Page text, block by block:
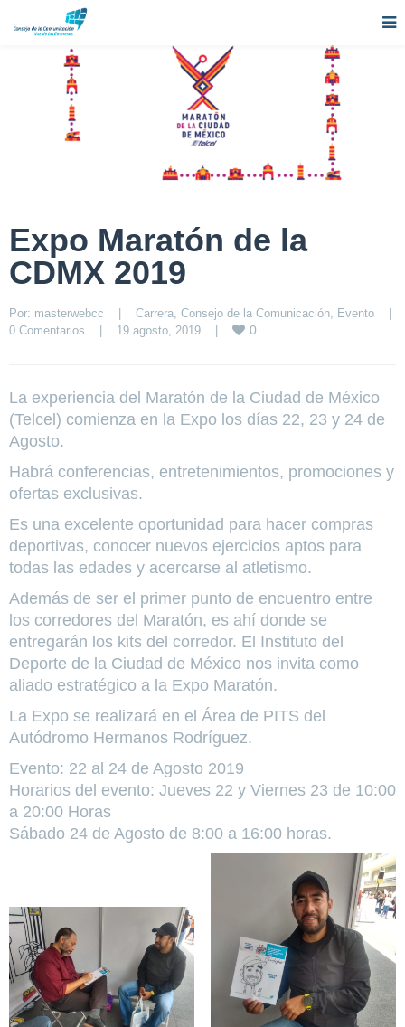
Expo Maratón de la
CDMX 2019
Por: masterwebcc | Carrera Consejo de la Comunicación Evento
|
0 Comentarios
| 19 agosto, 2019 | 0
La experiencia del Maratón de la Ciudad de México
(Telcel) comienza en la Expo los días 22, 23 y 24 de
Agosto.
Habrá conferencias, entretenimientos, promociones y
ofertas exclusivas.
Es una excelente oportunidad para hacer compras
deportivas, conocer nuevos ejercicios aptos para
todas las edades y acercarse al atletismo.
Además de ser el primer punto de encuentro entre
los corredores del Maratón, es ahí donde se
entregarán los kits del corredor. El Instituto del
Deporte de la Ciudad de México nos invita como
aliado estratégico a la Expo Maratón.
La Expo se realizará en el Área de PITS del
Autódromo Hermanos Rodríguez.
Evento: 22 al 24 de Agosto 2019
Horarios del evento: Jueves 22 y Viernes 23 de 10:00
a 20:00 Horas
Sábado 24 de Agosto de 8:00 a 16:00 horas.